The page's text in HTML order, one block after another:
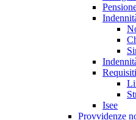
Isee
Provvidenze